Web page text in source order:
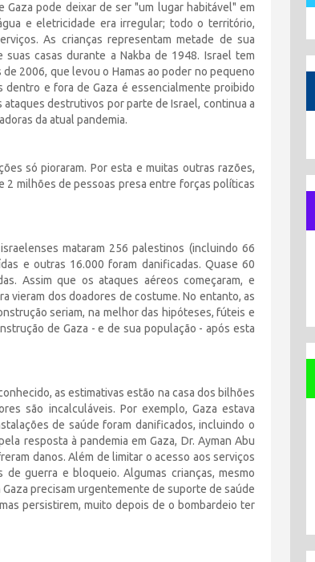
Gaza pode deixar de ser "um lugar habitável" em
e eletricidade era irregular; todo o território,
As crianças representam metade de sua
casas durante a Nakba de 1948. Israel tem
2006, que levou o Hamas ao poder no pequeno
e fora de Gaza é essencialmente proibido
destrutivos por parte de Israel, continua a
da atual pandemia.
só pioraram. Por esta e muitas outras razões,
2 milhões de pessoas presa entre forças políticas
mataram 256 palestinos (incluindo 66
e outras 16.000 foram danificadas. Quase 60
Assim que os ataques aéreos começaram, e
vieram dos doadores de costume. No entanto, as
seriam, na melhor das hipóteses, fúteis e
de Gaza - e de sua população - após esta
as estimativas estão na casa dos bilhões
são incalculáveis. Por exemplo, Gaza estava
de saúde foram danificados, incluindo o
resposta à pandemia em Gaza, Dr. Ayman Abu
danos. Além de limitar o acesso aos serviços
guerra e bloqueio. Algumas crianças, mesmo
precisam urgentemente de suporte de saúde
persistirem, muito depois de o bombardeio ter